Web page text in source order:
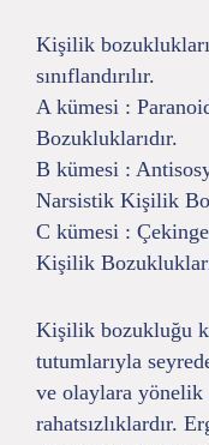
Kişilik
sınıflandırılır.
A kümesi :
Bozukluklarıdır.
B kümesi :
Narsistik Kişilik
C kümesi :
Kişilik
Kişilik bozukluğu
tutumlarıyla
ve olaylara yönelik
rahatsızlıklardır.